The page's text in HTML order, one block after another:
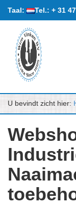
Tel.: + 31
Taal:
U bevindt zicht hier: